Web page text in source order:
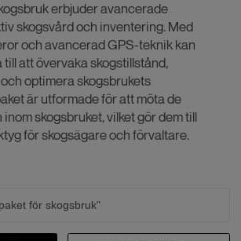
erbjuder avancerade
skogsvård och inventering. Med
och avancerad GPS-teknik kan
till att övervaka skogstillstånd,
optimera skogsbrukets
är utformade för att möta de
skogsbruket, vilket gör dem till
för skogsägare och förvaltare.